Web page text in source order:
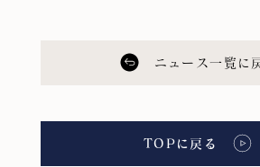
TOPに戻る
ニュース一覧に